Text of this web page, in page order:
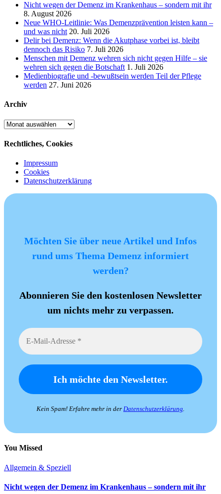
Nicht wegen der Demenz im Krankenhaus – sondern mit ihr
8. August 2026
Neue WHO-Leitlinie: Was Demenzprävention leisten kann –
und was nicht 20. Juli 2026
Delir bei Demenz: Wenn die Akutphase vorbei ist, bleibt
dennoch das Risiko 7. Juli 2026
Menschen mit Demenz wehren sich nicht gegen Hilfe – sie
wehren sich gegen die Botschaft 1. Juli 2026
Medienbiografie und -bewußtsein werden Teil der Pflege
werden 27. Juni 2026
Archiv
Archiv
Rechtliches, Cookies
Impressum
Cookies
Datenschutzerklärung
Möchten Sie über neue Artikel und Infos
rund ums Thema Demenz informiert
werden?
Abonnieren Sie den kostenlosen Newsletter
um nichts mehr zu verpassen.
Kein Spam! Erfahre mehr in der Datenschutzerklärung.
You Missed
Allgemein & Speziell
Nicht wegen der Demenz im Krankenhaus – sondern mit ihr